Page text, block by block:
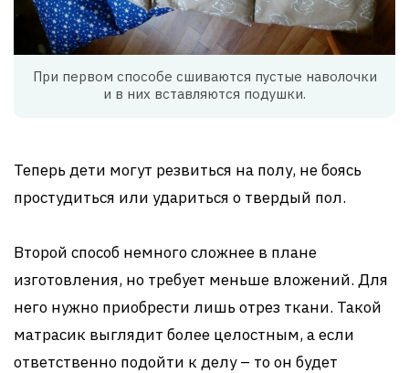
При первом способе сшиваются пустые наволочки
и в них вставляются подушки.
Теперь дети могут резвиться на полу, не боясь
простудиться или удариться о твердый пол.
Второй способ немного сложнее в плане
изготовления, но требует меньше вложений. Для
него нужно приобрести лишь отрез ткани. Такой
матрасик выглядит более целостным, а если
ответственно подойти к делу – то он будет